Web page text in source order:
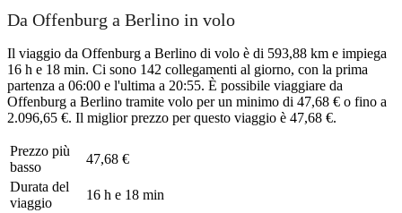
Da Offenburg a Berlino in volo
Il viaggio da Offenburg a Berlino di volo è di 593,88 km e impiega
16 h e 18 min. Ci sono 142 collegamenti al giorno, con la prima
partenza a 06:00 e l'ultima a 20:55. È possibile viaggiare da
Offenburg a Berlino tramite volo per un minimo di 47,68 € o fino a
2.096,65 €. Il miglior prezzo per questo viaggio è 47,68 €.
Prezzo più
basso
47,68 €
Durata del
viaggio
16 h e 18 min